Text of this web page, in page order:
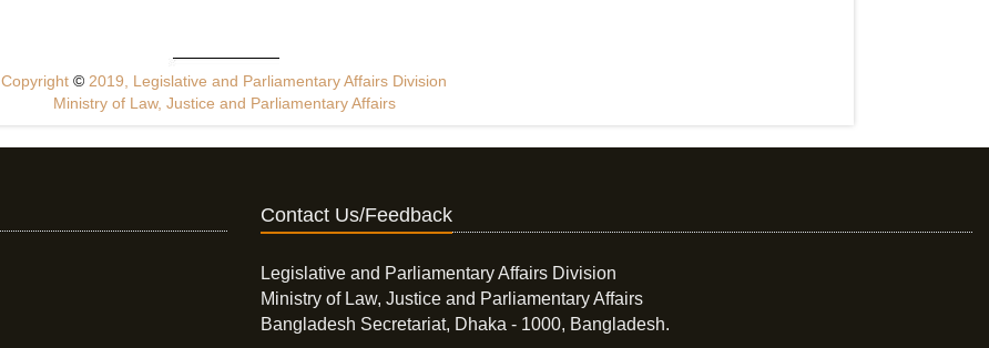
Copyright© 2019, Legislative and Parliamentary Affairs Division
Ministry of Law, Justice and Parliamentary Affairs
Contact Us/Feedback
Legislative and Parliamentary Affairs Division
Ministry of Law, Justice and Parliamentary Affairs
Bangladesh Secretariat, Dhaka - 1000, Bangladesh.